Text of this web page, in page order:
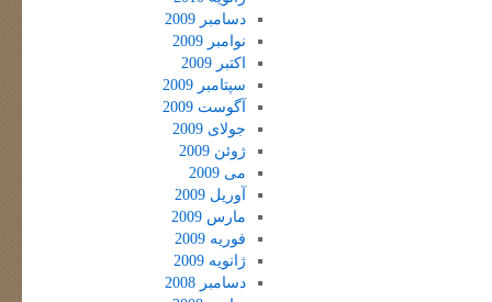
دسامبر 2009
نوامبر 2009
اکتبر 2009
سپتامبر 2009
آگوست 2009
جولای 2009
ژوئن 2009
می 2009
آوریل 2009
مارس 2009
فوریه 2009
ژانویه 2009
دسامبر 2008